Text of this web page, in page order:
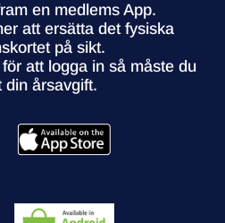
en medlems App.
att ersätta det fysiska
på sikt.
att logga in så måste du
din årsavgift.